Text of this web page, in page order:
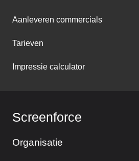
Aanleveren commercials
Tarieven
Impressie calculator
Screenforce
Organisatie